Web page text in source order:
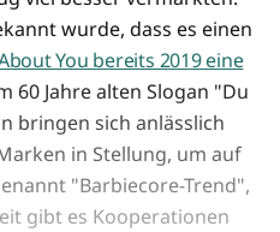
wurde, dass es einen
You bereits 2019 eine
60 Jahre alten Slogan "Du
bringen sich anlässlich
in Stellung, um auf
"Barbiecore-Trend",
gibt es Kooperationen